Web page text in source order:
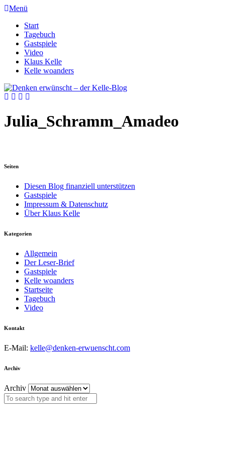
Menü
Start
Tagebuch
Gastspiele
Video
Klaus Kelle
Kelle woanders
Julia_Schramm_Amadeo
Seiten
Diesen Blog finanziell unterstützen
Gastspiele
Impressum & Datenschutz
Über Klaus Kelle
Kategorien
Allgemein
Der Leser-Brief
Gastspiele
Kelle woanders
Startseite
Tagebuch
Video
Kontakt
E-Mail: kelle@denken-erwuenscht.com
Archiv
Archiv